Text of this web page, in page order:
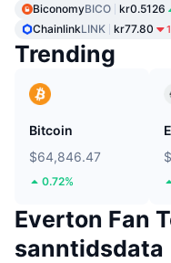
BiconomyBICO kr0.5126
ChainlinkLINK kr77.80
Trending
Bitcoin
$64,846.47
0.72%
Everton Fan
sanntidsdata